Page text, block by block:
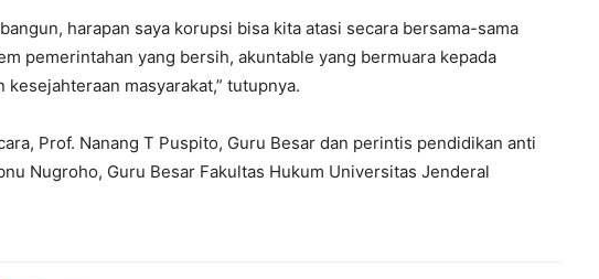
harapan saya korupsi bisa kita atasi secara bersama-sama
pemerintahan yang bersih, akuntable yang bermuara kepada
kesejahteraan masyarakat,” tutupnya.
Prof. Nanang T Puspito, Guru Besar dan perintis pendidikan anti
Nugroho, Guru Besar Fakultas Hukum Universitas Jenderal